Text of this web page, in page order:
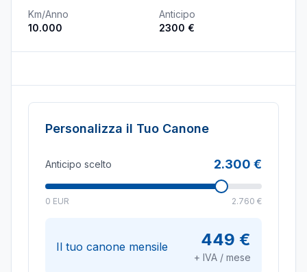
Km/Anno
10.000
Anticipo
2300 €
Personalizza il Tuo Canone
Anticipo scelto 2.300 €
0 EUR 2.760 €
Il tuo canone mensile 449 €
+ IVA / mese